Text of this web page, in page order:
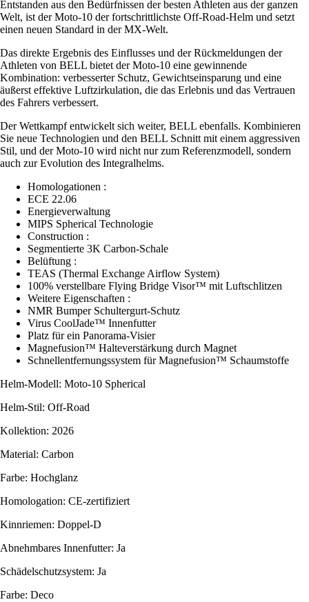
Entstanden aus den Bedürfnissen der besten Athleten aus der ganzen
Welt, ist der Moto-10 der fortschrittlichste Off-Road-Helm und setzt
einen neuen Standard in der MX-Welt.
Das direkte Ergebnis des Einflusses und der Rückmeldungen der
Athleten von BELL bietet der Moto-10 eine gewinnende
Kombination: verbesserter Schutz, Gewichtseinsparung und eine
äußerst effektive Luftzirkulation, die das Erlebnis und das Vertrauen
des Fahrers verbessert.
Der Wettkampf entwickelt sich weiter, BELL ebenfalls. Kombinieren
Sie neue Technologien und den BELL Schnitt mit einem aggressiven
Stil, und der Moto-10 wird nicht nur zum Referenzmodell, sondern
auch zur Evolution des Integralhelms.
Homologationen :
ECE 22.06
Energieverwaltung
MIPS Spherical Technologie
Construction :
Segmentierte 3K Carbon-Schale
Belüftung :
TEAS (Thermal Exchange Airflow System)
100% verstellbare Flying Bridge Visor™ mit Luftschlitzen
Weitere Eigenschaften :
NMR Bumper Schultergurt-Schutz
Virus CoolJade™ Innenfutter
Platz für ein Panorama-Visier
Magnefusion™ Halteverstärkung durch Magnet
Schnellentfernungssystem für Magnefusion™ Schaumstoffe
Helm-Modell: Moto-10 Spherical
Helm-Stil: Off-Road
Kollektion: 2026
Material: Carbon
Farbe: Hochglanz
Homologation: CE-zertifiziert
Kinnriemen: Doppel-D
Abnehmbares Innenfutter: Ja
Schädelschutzsystem: Ja
Farbe: Deco